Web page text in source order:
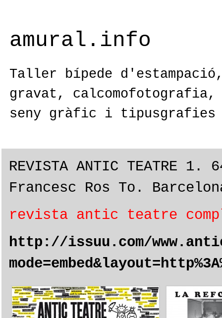
amural.info
Taller bípede
gravat,
seny gràfic i tipusgrafies
REVISTA ANTIC TEATRE
Francesc Ros To.
revista antic teatre
http://issuu.com/